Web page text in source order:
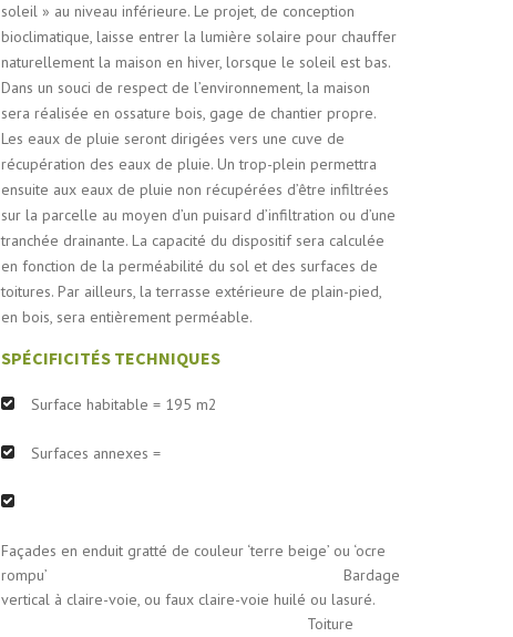
soleil » au niveau inférieure. Le projet, de conception
bioclimatique, laisse entrer la lumière solaire pour chauffer
naturellement la maison en hiver, lorsque le soleil est bas.
Dans un souci de respect de l’environnement, la maison
sera réalisée en ossature bois, gage de chantier propre.
Les eaux de pluie seront dirigées vers une cuve de
récupération des eaux de pluie. Un trop-plein permettra
ensuite aux eaux de pluie non récupérées d’être infiltrées
sur la parcelle au moyen d’un puisard d’infiltration ou d’une
tranchée drainante. La capacité du dispositif sera calculée
en fonction de la perméabilité du sol et des surfaces de
toitures. Par ailleurs, la terrasse extérieure de plain-pied,
en bois, sera entièrement perméable.
SPÉCIFICITÉS TECHNIQUES
Surface habitable = 195 m2
Surfaces annexes =
Façades en enduit gratté de couleur ‘terre beige’ ou ‘ocre
rompu’ Bardage
vertical à claire-voie, ou faux claire-voie huilé ou lasuré.
Toiture